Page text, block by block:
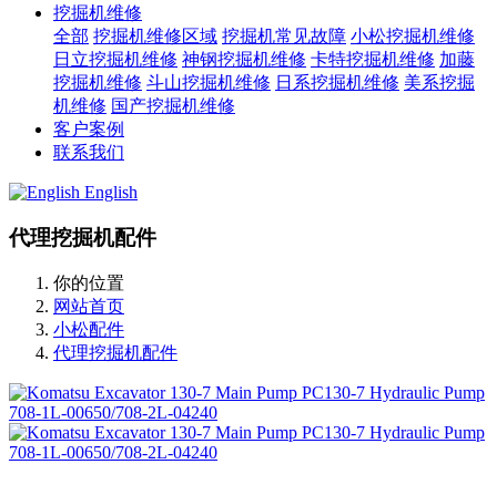
挖掘机维修
全部 挖掘机维修区域 挖掘机常见故障 小松挖掘机维修
日立挖掘机维修 神钢挖掘机维修 卡特挖掘机维修 加藤
挖掘机维修 斗山挖掘机维修 日系挖掘机维修 美系挖掘
机维修 国产挖掘机维修
客户案例
联系我们
English
代理挖掘机配件
你的位置
网站首页
小松配件
代理挖掘机配件